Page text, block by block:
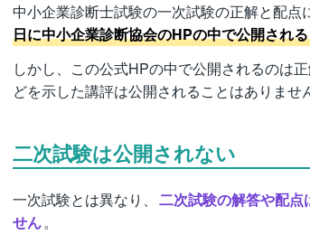
中小企業診断士試験の一次試験の正解と配点
日に中小企業診断協会のHPの中で公開される
しかし、この公式HPの中で公開されるのは
どを示した講評は公開されることはありませ
二次試験は公開されない
一次試験とは異なり、 二次試験の解答や配点
せん。